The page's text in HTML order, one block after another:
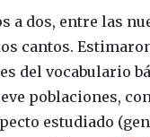
a dos, entre las
cantos.
del vocabulario
poblaciones,
estudiado